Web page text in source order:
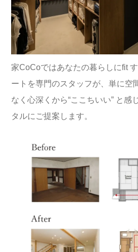
家CoCoではあなたの暮らしにfit
ートを専門のスタッフが、単に空
なく心深くから“ここちいい” と感
タルにご提案します。